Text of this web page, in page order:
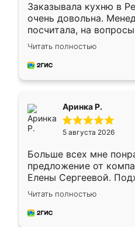
Заказывала кухню в
очень довольна.
посчитала, на
Замерщик приехал в
делу со всей
за день, ребята
Читать полностью
Аринка Р.
5 августа 2026
Больше всех мне
предложение от
Елены Сергеевой.
короткие сроки
для замера сотрудник
предложил по моему
Читать полностью